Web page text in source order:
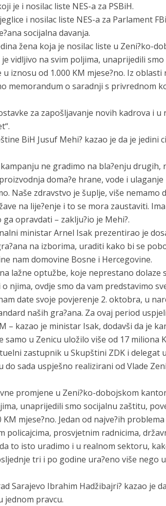
je i nosilac liste NES-a za PSBiH.
i nosilac liste NES-a za Parlament
socijalna davanja.
žena koja je nosilac liste u Zeni?ko-
vidljivo na svim poljima, unaprijedili
iznosu od 1.000 KM mjese?no. Iz oblasti
memorandum o saradnji s privrednom
za zapošljavanje novih kadrova i u
BiH Jusuf Mehi? kazao je da je jedini
ne gradimo na bla?enju drugih,
doma?e hrane, vode i
Naše zdravstvo je šuplje, više nemamo
na lije?enje i to se mora zaustaviti.
opravdati – zaklju?io je Mehi?.
ministar Arnel Isak prezentirao je
na izborima, uraditi kako bi se
nam domovine Bosne i Hercegovine.
lažne optužbe, koje neprestano dolaze
njima, ovdje smo da vam predstavimo
date svoje povjerenje 2. oktobra, u
naših gra?ana. Za ovaj period
– kazao je ministar Isak, dodavši da je
u Zenicu uložilo više od 17 miliona
zastupnik u Skupštini ZDK i delegat
sada uspješno realizirani od Vlade
promjene u Zeni?ko-dobojskom
unaprijedili smo socijalnu zaštitu,
mjese?no. Jedan od najve?ih
policajcima, prosvjetnim radnicima,
to isto uradimo i u realnom sektoru,
tri i po godine ura?eno više nego
Sarajevo Ibrahim Hadžibajri? kazao je
jednom pravcu.